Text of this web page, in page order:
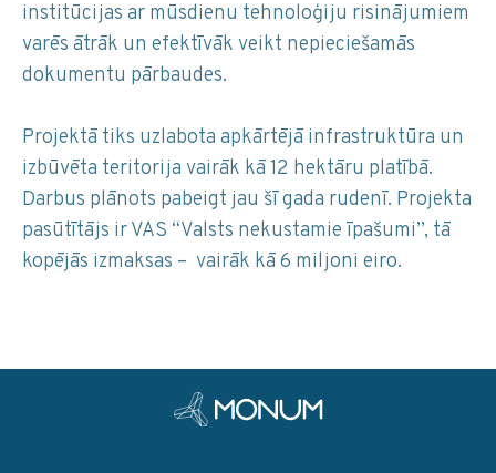
institūcijas ar mūsdienu tehnoloģiju risinājumiem
varēs ātrāk un efektīvāk veikt nepieciešamās
dokumentu pārbaudes.
Projektā tiks uzlabota apkārtējā infrastruktūra un
izbūvēta teritorija vairāk kā 12 hektāru platībā.
Darbus plānots pabeigt jau šī gada rudenī. Projekta
pasūtītājs ir VAS “Valsts nekustamie īpašumi”, tā
kopējās izmaksas – vairāk kā 6 miljoni eiro.